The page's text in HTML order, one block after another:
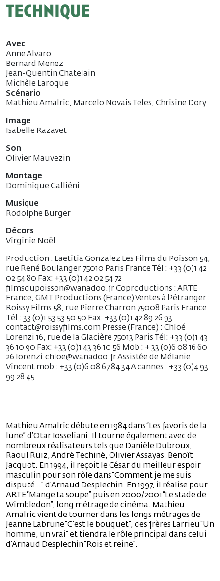
technique
Avec
Anne Alvaro
Bernard Menez
Jean-Quentin Chatelain
Michèle Laroque
Scénario
Mathieu Amalric, Marcelo Novais Teles, Chrisine Dory
Image
Isabelle Razavet
Son
Olivier Mauvezin
Montage
Dominique Galliéni
Musique
Rodolphe Burger
Décors
Virginie Noël
Production : Laetitia Gonzalez Les Films du Poisson 54,
rue René Boulanger 75010 Paris France Tél : +33 (0)1 42
02 54 80 Fax: +33 (0)1 42 02 54 72
filmsdupoisson@wanadoo.fr Coproductions : ARTE
France, GMT Productions (France) Ventes à l?étranger :
Roissy Films 58, rue Pierre Charron 75008 Paris France
Tél : 33 (0)1 53 53 50 50 Fax: +33 (0)1 42 89 26 93
contact@roissyfilms.com Presse (France) : Chloé
Lorenzi 16, rue de la Glacière 75013 Paris Tél: +33 (0)1 43
36 10 90 Fax: +33 (0)1 43 36 10 56 Mob : + 33 (0)6 08 16 60
26 lorenzi.chloe@wanadoo.fr Assistée de Mélanie
Vincent mob : +33 (0)6 08 67 84 34 A cannes : +33 (0)4 93
99 28 45
Mathieu Amalric débute en 1984 dans “Les favoris de la
lune” d’Otar Iosseliani. Il tourne également avec de
nombreux réalisateurs tels que Danièle Dubroux,
Raoul Ruiz, André Téchiné, Olivier Assayas, Benoît
Jacquot. En 1994, il reçoit le César du meilleur espoir
masculin pour son rôle dans “Comment je me suis
disputé…” d’Arnaud Desplechin. En 1997, il réalise pour
ARTE “Mange ta soupe” puis en 2000/2001 “Le stade de
Wimbledon”, long métrage de cinéma. Mathieu
Amalric vient de tourner dans les longs métrages de
Jeanne Labrune “C’est le bouquet”, des frères Larrieu “Un
homme, un vrai” et tiendra le rôle principal dans celui
d’Arnaud Desplechin “Rois et reine”.